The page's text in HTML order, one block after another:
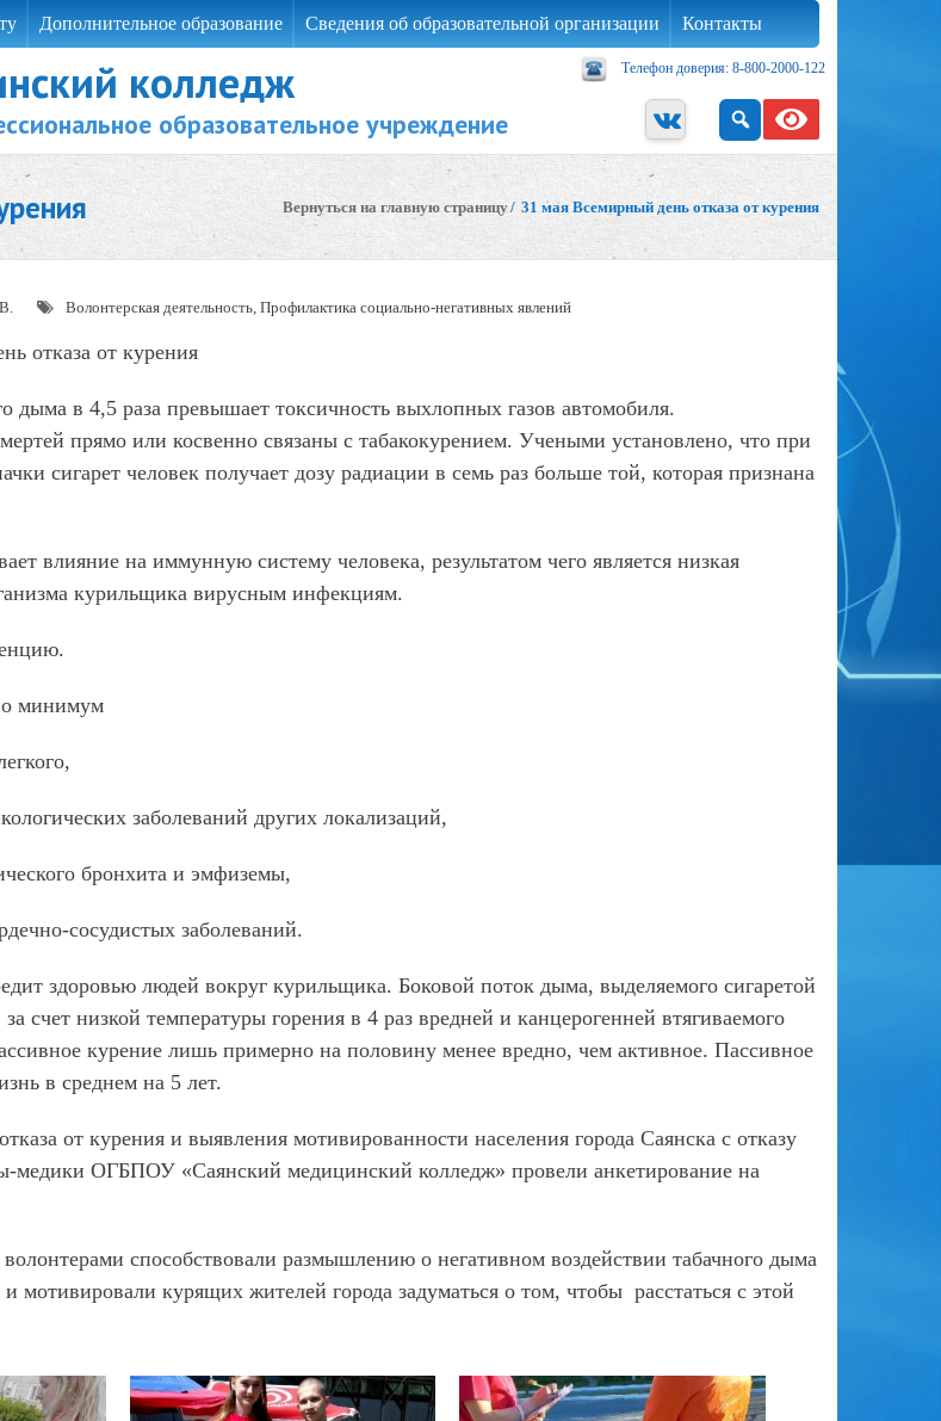
Дополнительное образование Сведения об образовательной организации Контакты
Телефон доверия: 8-800-2000-122
колледж
образовательное учреждение
Вернуться на главную страницу/ 31 мая Всемирный день отказа от курения
Волонтерская деятельность, Профилактика социально-негативных явлений
отказа от курения
дыма в 4,5 раза превышает токсичность выхлопных газов автомобиля.
прямо или косвенно связаны с табакокурением. Учеными установлено, что при
сигарет человек получает дозу радиации в семь раз больше той, которая признана
влияние на иммунную систему человека, результатом чего является низкая
курильщика вирусным инфекциям.
минимум
заболеваний других локализаций,
бронхита и эмфиземы,
сосудистых заболеваний.
здоровью людей вокруг курильщика. Боковой поток дыма, выделяемого сигаретой
счет низкой температуры горения в 4 раз вредней и канцерогенней втягиваемого
курение лишь примерно на половину менее вредно, чем активное. Пассивное
в среднем на 5 лет.
от курения и выявления мотивированности населения города Саянска с отказу
медики ОГБПОУ «Саянский медицинский колледж» провели анкетирование на
способствовали размышлению о негативном воздействии табачного дыма
и мотивировали курящих жителей города задуматься о том, чтобы расстаться с этой